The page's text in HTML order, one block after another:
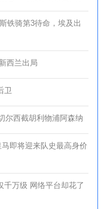
铁骑第3待命，埃及出
西兰出局
卫
尔西截胡利物浦阿森纳
即将迎来队史最高身价
千万级 网络平台却花了